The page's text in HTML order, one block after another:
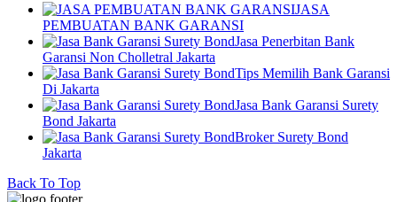
JASA
PEMBUATAN BANK GARANSI
Jasa Penerbitan Bank
Garansi Non Cholletral Jakarta
Tips Memilih Bank Garansi
Di Jakarta
Jasa Bank Garansi Surety
Bond Jakarta
Broker Surety Bond
Jakarta
Back To Top